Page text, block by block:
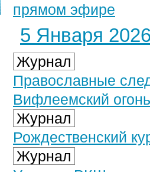
прямом эфире
5 Января 2026
Журнал
Православные
Вифлеемский огонь
Журнал
Рождественский
Журнал